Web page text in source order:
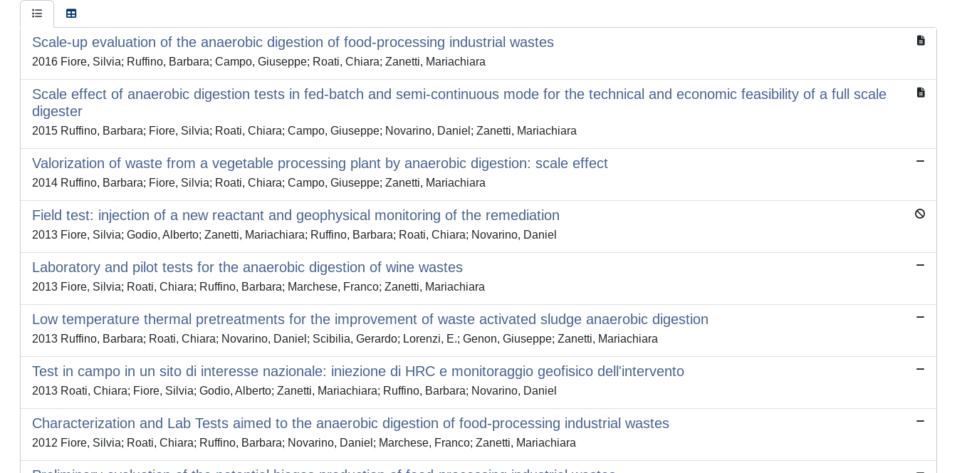
Scale-up evaluation of the anaerobic digestion of food-processing industrial wastes
2016 Fiore, Silvia; Ruffino, Barbara; Campo, Giuseppe; Roati, Chiara; Zanetti, Mariachiara
Scale effect of anaerobic digestion tests in fed-batch and semi-continuous mode for the technical and economic feasibility of a full scale
digester
2015 Ruffino, Barbara; Fiore, Silvia; Roati, Chiara; Campo, Giuseppe; Novarino, Daniel; Zanetti, Mariachiara
Valorization of waste from a vegetable processing plant by anaerobic digestion: scale effect
2014 Ruffino, Barbara; Fiore, Silvia; Roati, Chiara; Campo, Giuseppe; Zanetti, Mariachiara
Field test: injection of a new reactant and geophysical monitoring of the remediation
2013 Fiore, Silvia; Godio, Alberto; Zanetti, Mariachiara; Ruffino, Barbara; Roati, Chiara; Novarino, Daniel
Laboratory and pilot tests for the anaerobic digestion of wine wastes
2013 Fiore, Silvia; Roati, Chiara; Ruffino, Barbara; Marchese, Franco; Zanetti, Mariachiara
Low temperature thermal pretreatments for the improvement of waste activated sludge anaerobic digestion
2013 Ruffino, Barbara; Roati, Chiara; Novarino, Daniel; Scibilia, Gerardo; Lorenzi, E.; Genon, Giuseppe; Zanetti, Mariachiara
Test in campo in un sito di interesse nazionale: iniezione di HRC e monitoraggio geofisico dell'intervento
2013 Roati, Chiara; Fiore, Silvia; Godio, Alberto; Zanetti, Mariachiara; Ruffino, Barbara; Novarino, Daniel
Characterization and Lab Tests aimed to the anaerobic digestion of food-processing industrial wastes
2012 Fiore, Silvia; Roati, Chiara; Ruffino, Barbara; Novarino, Daniel; Marchese, Franco; Zanetti, Mariachiara